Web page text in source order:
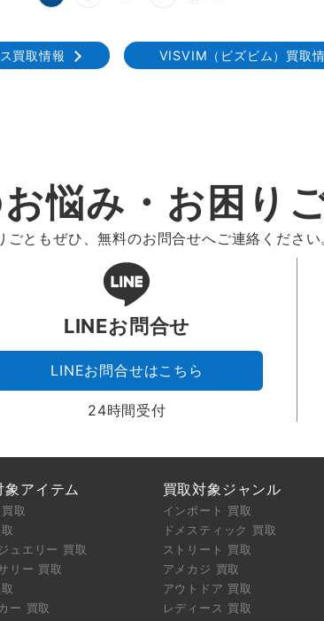
買取情報 VISVIM（ビズビム）買取
悩み・お困り
ごともぜひ、無料のお問合せへご連絡ください
LINEお問合せ
LINEお問合せはこちら
24時間受付
象アイテム
取
ュエリー 買取
リー 買取
ー 買取
買取対象ジャンル
インポート 買取
ドメスティック 買取
ストリート 買取
アメカジ 買取
アウトドア 買取
レディース 買取